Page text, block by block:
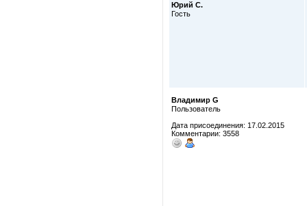
Юрий С.
Гость
Владимир G
Пользователь
Дата присоединения: 17.02.2015
Комментарии: 3558